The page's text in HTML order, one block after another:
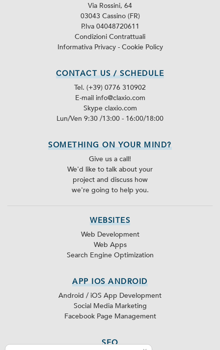
Via Rossini, 64
03043 Cassino (FR)
P.Iva 04048720611
Condizioni Contrattuali
Informativa Privacy - Cookie Policy
CONTACT US / SCHEDULE
Tel. (+39) 0776 310902
E-mail info@claxio.com
Skype claxio.com
Lun/Ven 9:30 /13:00 - 16:00/18:00
SOMETHING ON YOUR MIND?
Give us a call!
We'd like to talk about your
project and discuss how
we're going to help you.
WEBSITES
Web Development
Web Apps
Search Engine Optimization
APP IOS ANDROID
Android / iOS App Development
Social Media Marketing
Facebook Page Management
SEO